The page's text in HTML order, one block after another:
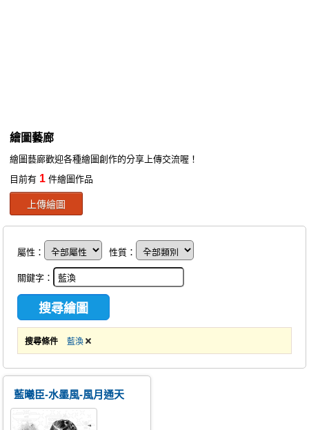
攤位轉讓區
會員功能選單
會員中心
註冊會員
登入
繪圖藝廊
繪圖藝廊歡迎各種繪圖創作的分享上傳交流喔！
目前有 1 件繪圖作品
上傳繪圖
屬性： 性質：
關鍵字：
搜尋條件 藍渙
藍曦臣-水墨風-風月通天